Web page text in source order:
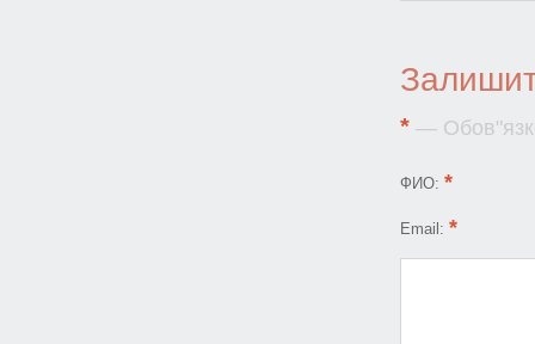
* —
ФИО: *
Email: *